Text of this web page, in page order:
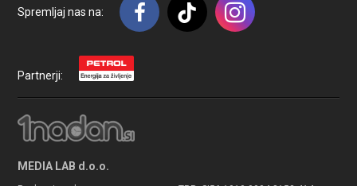
Spremljaj nas na:
Partnerji:
MEDIA LAB d.o.o.